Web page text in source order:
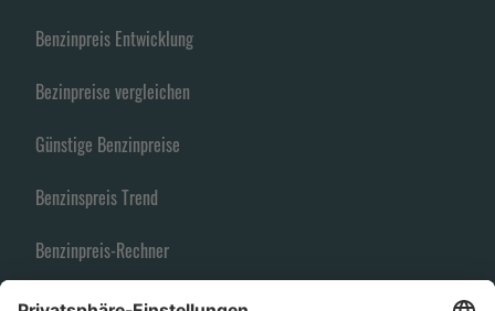
Benzinpreis Entwicklung
Bezinpreise vergleichen
Günstige Benzinpreise
Benzinspreis Trend
Benzinpreis-Rechner
Spritpreise